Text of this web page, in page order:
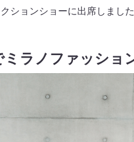
ションショーに出席しました
ミラノファッショ